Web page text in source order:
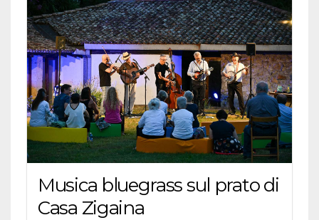
Musica bluegrass sul prato di
Casa Zigaina